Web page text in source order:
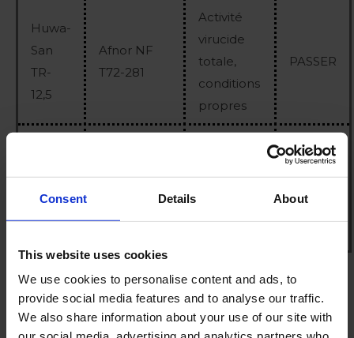
Consent Details About
This website uses cookies
We use cookies to personalise content and ads, to
provide social media features and to analyse our traffic.
We also share information about your use of our site with
Huwa-
San
TR-
12,5
Afnor NF
T72-281
Activité
virucide
totale,
conditions
propres
PASSER
Comment se protéger de
Covid-19 en allant